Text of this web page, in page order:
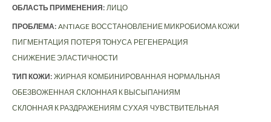
ОБЛАСТЬ ПРИМЕНЕНИЯ: ЛИЦО
ПРОБЛЕМА: ANTIAGE ВОССТАНОВЛЕНИЕ МИКРОБИОМА КОЖИ
ПИГМЕНТАЦИЯ ПОТЕРЯ ТОНУСА РЕГЕНЕРАЦИЯ
СНИЖЕНИЕ ЭЛАСТИЧНОСТИ
ТИП КОЖИ: ЖИРНАЯ КОМБИНИРОВАННАЯ НОРМАЛЬНАЯ
ОБЕЗВОЖЕННАЯ СКЛОННАЯ К ВЫСЫПАНИЯМ
СКЛОННАЯ К РАЗДРАЖЕНИЯМ СУХАЯ ЧУВСТВИТЕЛЬНАЯ